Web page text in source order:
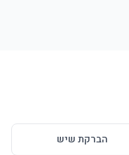
הברקת שיש